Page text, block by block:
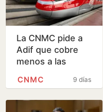
La CNMC pide a
Adif que cobre
menos a las
alta velocidad en
Málaga y…
9 días
CNMC